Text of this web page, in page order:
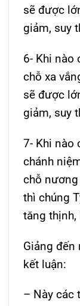
sẽ được
giảm, suy
6- Khi nào
chỗ xa
sẽ được
giảm, suy
7- Khi nào
chánh
chỗ
thì chúng
tăng
Giảng đến
kết luận:
– Này các